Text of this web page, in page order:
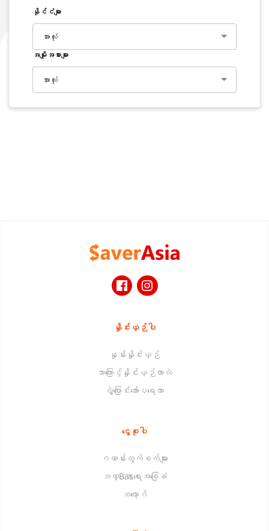
နိုင်ငံများ
အားလုံး
အမျိုးအစားများ
အားလုံး
နှိုင်းယှဉ်ပါ
နှုန်းနှိုင်းယှဉ်
ဘာကြောင့်နှိုင်းယှဉ်တာလဲ
လွှဲပြောင်းအော်ပရေတာ
ငွေစုပါ
ဂဏန်းတွက်စက်များ
ဘဏ္Basာရေးအခြေခံ
ဘလော့ဂ်